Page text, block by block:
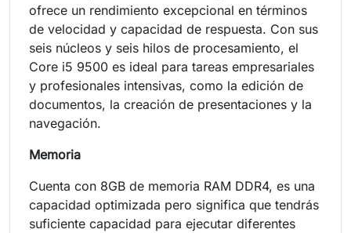
ofrece un rendimiento excepcional en términos
de velocidad y capacidad de respuesta. Con sus
seis núcleos y seis hilos de procesamiento, el
Core i5 9500 es ideal para tareas empresariales
y profesionales intensivas, como la edición de
documentos, la creación de presentaciones y la
navegación.
Memoria
Cuenta con 8GB de memoria RAM DDR4, es una
capacidad optimizada pero significa que tendrás
suficiente capacidad para ejecutar diferentes